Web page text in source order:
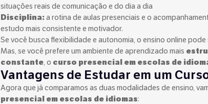
situações reais de comunicação e do dia a dia
Disciplina:a rotina de aulas presenciais e o
estudo mais consistente e motivador.
Se você busca flexibilidade e autonomia, o ensino online pode
Mas, se você prefere um ambiente de aprendizado mais
constante, o curso presencial em escolas de
Vantagens de Estudar em um
Agora que já comparamos as duas modalidades de ensino,
presencial em escolas de idiomas: